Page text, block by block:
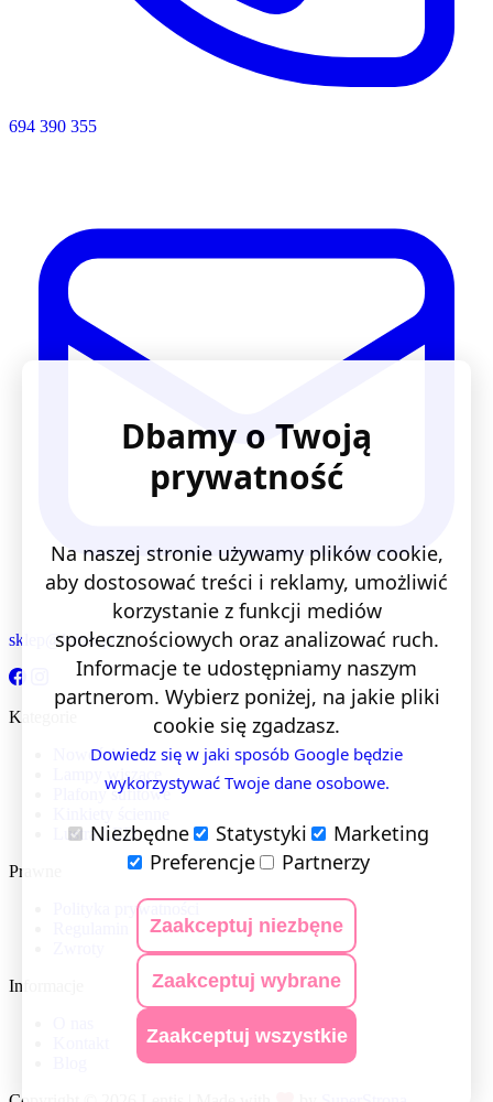
694 390 355
sklep@lentis.pl
Kategorie
Nowości
Lampy wiszące
Plafony sufitowe
Lustra LED
Prawne
Polityka prywatności
Informacje
Dbamy o Twoją
prywatność
Na naszej stronie używamy plików cookie,
aby dostosować treści i reklamy, umożliwić
korzystanie z funkcji mediów
społecznościowych oraz analizować ruch.
Informacje te udostępniamy naszym
partnerom. Wybierz poniżej, na jakie pliki
cookie się zgadzasz.
Dowiedz się w jaki sposób Google będzie
wykorzystywać Twoje dane osobowe.
Niezbędne Statystyki
Marketing
Preferencje
Partnerzy
Zaakceptuj niezbęne
Zaakceptuj wybrane
Zaakceptuj wszystkie